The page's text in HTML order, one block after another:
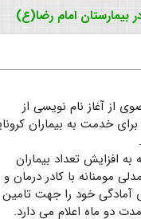
امام رضا(ع)
از آغاز نام نویسی از
خدمت به بیماران
به افزایش تعداد بیماران
مومنانه با کادر درمان و
آمادگی خود را جهت تامین